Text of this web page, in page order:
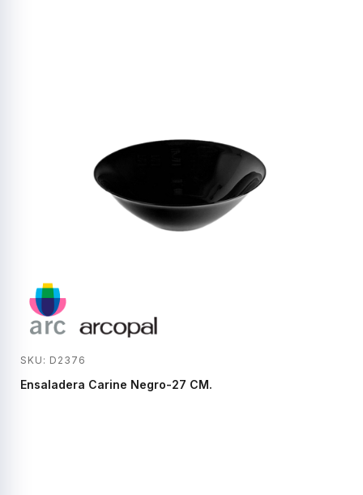
SKU: D2376
Ensaladera Carine Negro-27 CM.